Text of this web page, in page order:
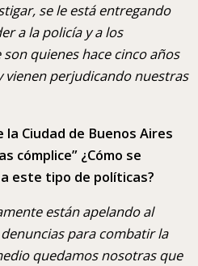
se le está entregando
a la policía y a los
quienes hace cinco años
vienen perjudicando nuestras
Ciudad de Buenos Aires
cómplice” ¿Cómo se
este tipo de políticas?
están apelando al
para combatir la
quedamos nosotras que